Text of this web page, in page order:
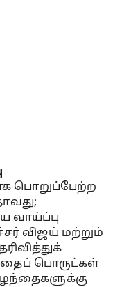
பொறுப்பேற்ற
வாய்ப்பு
விஜய் மற்றும்
பொருட்கள்